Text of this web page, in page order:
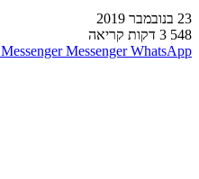
23 בנובמבר 2019
548 3 דקות קריאה
Messenger Messenger WhatsApp